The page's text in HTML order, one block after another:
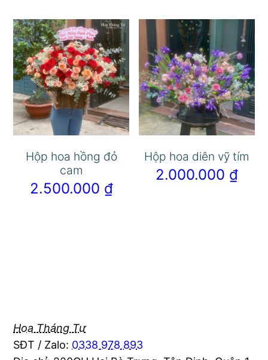
Hộp hoa hồng đỏ
cam
2.500.000 ₫
Hộp hoa diên vỹ tím
2.000.000 ₫
Hoa Tháng Tư
SĐT / Zalo: 0338 978 893